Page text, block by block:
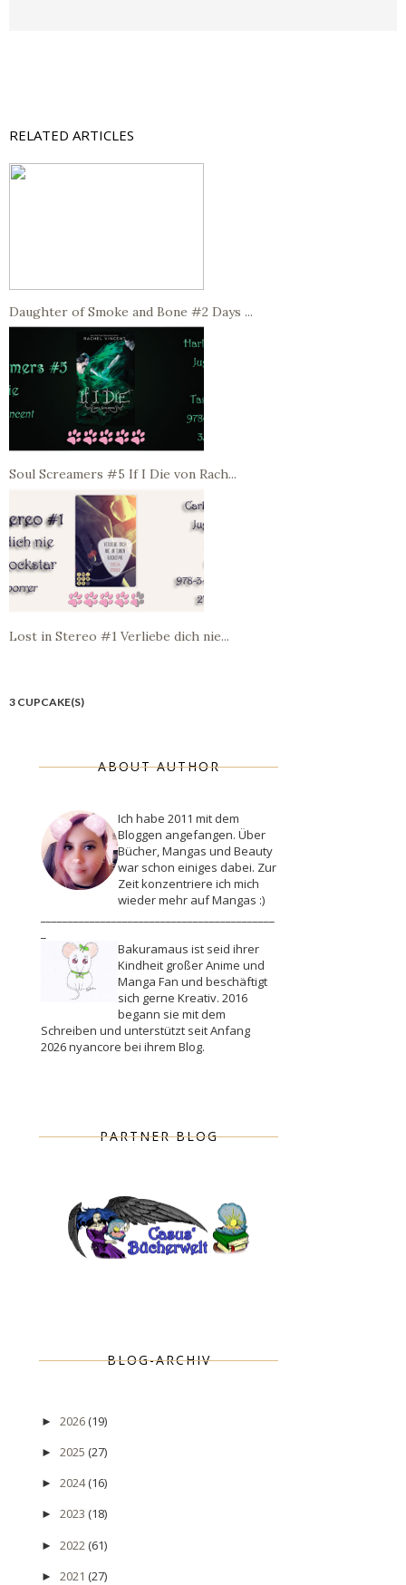
RELATED ARTICLES
Daughter of Smoke and Bone #2 Days ...
Soul Screamers #5 If I Die von Rach...
Lost in Stereo #1 Verliebe dich nie...
3 CUPCAKE(S)
ABOUT AUTHOR
Ich habe 2011 mit dem
Bloggen angefangen. Über
Bücher, Mangas und Beauty
war schon einiges dabei. Zur
Zeit konzentriere ich mich
wieder mehr auf Mangas :)
Bakuramaus ist seid ihrer
Kindheit großer Anime und
Manga Fan und beschäftigt
sich gerne Kreativ. 2016
begann sie mit dem
Schreiben und unterstützt seit Anfang
2026 nyancore bei ihrem Blog.
PARTNER BLOG
BLOG-ARCHIV
► 2026(19)
► 2025 (27)
► 2024(16)
► 2023 (18)
► 2022(61)
► 2021 (27)